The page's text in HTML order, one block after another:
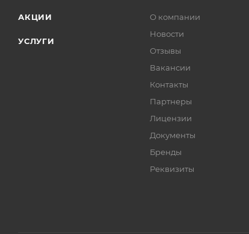
АКЦИИ
УСЛУГИ
О компании
Новости
Отзывы
Вакансии
Контакты
Партнеры
Лицензии
Документы
Бренды
Реквизиты